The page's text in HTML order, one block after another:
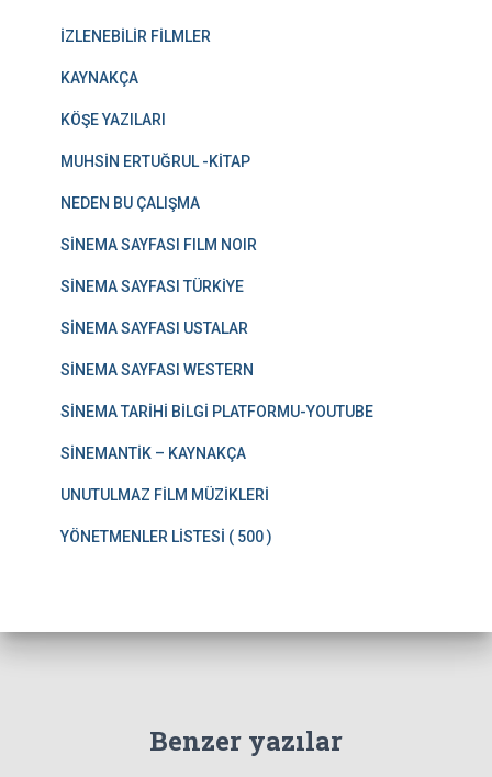
İZLENEBİLİR FİLMLER
KAYNAKÇA
KÖŞE YAZILARI
MUHSİN ERTUĞRUL -KİTAP
NEDEN BU ÇALIŞMA
SİNEMA SAYFASI FILM NOIR
SİNEMA SAYFASI TÜRKİYE
SİNEMA SAYFASI USTALAR
SİNEMA SAYFASI WESTERN
SİNEMA TARİHİ BİLGİ PLATFORMU-YOUTUBE
SİNEMANTİK – KAYNAKÇA
UNUTULMAZ FİLM MÜZİKLERİ
YÖNETMENLER LİSTESİ ( 500 )
Benzer yazılar